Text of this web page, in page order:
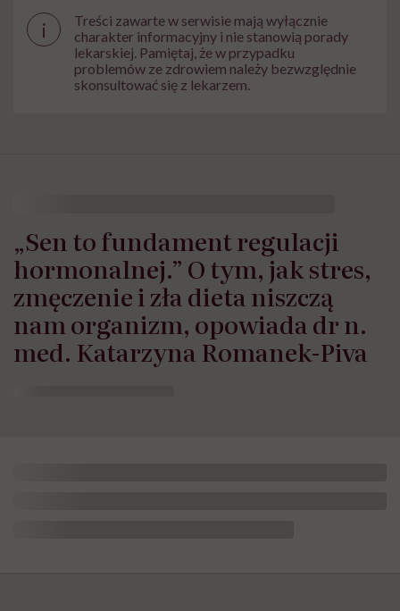
i
Treści zawarte w serwisie mają wyłącznie
charakter informacyjny i nie stanowią porady
lekarskiej. Pamiętaj, że w przypadku
problemów ze zdrowiem należy bezwzględnie
skonsultować się z lekarzem.
„Sen to fundament regulacji
hormonalnej.” O tym, jak stres,
zmęczenie i zła dieta niszczą
nam organizm, opowiada dr n.
med. Katarzyna Romanek-Piva